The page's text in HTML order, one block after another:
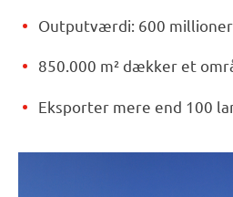
Outputværdi: 600 millioner
850.000 m² dækker et
Eksporter mere end 100